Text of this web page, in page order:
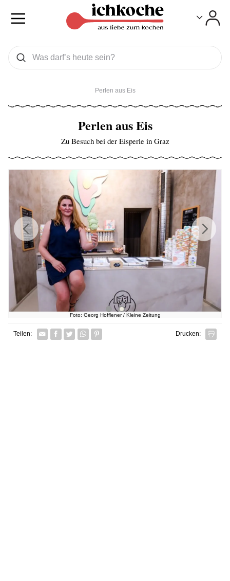
Was wollen Sie suchen
Suchen
Perlen aus Eis
Perlen aus Eis
Zu Besuch bei der Eisperle in Graz
Foto: Georg Hofflener / Kleine Zeitung
Next
Previous
Teilen: Facebook
TwitterWhatsapp senden
Pin it Drucken: